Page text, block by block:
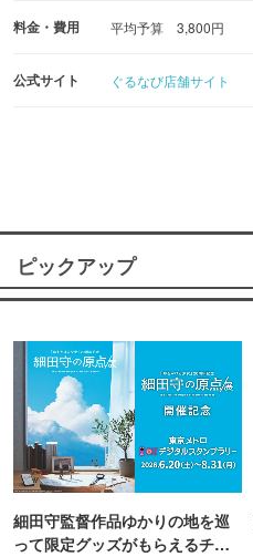
料金・費用 平均予算 3,800円
公式サイト ぐるなび店舗サイト
ピックアップ
細田守監督作品ゆかりの地を巡
って限定グッズがもらえるチャ